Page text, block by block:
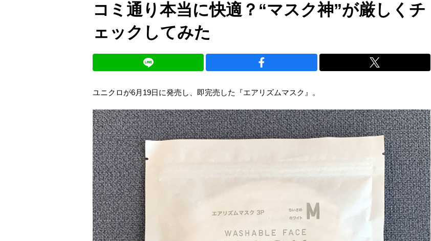
コミ通り本当に快適？“マスク神”が厳しくチ
ェックしてみた
ユニクロが6月19日に発売し、即完売した『エアリズムマスク』。